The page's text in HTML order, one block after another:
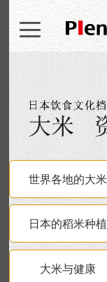
世界各地的大米
日本的稻米种植
大米与健康